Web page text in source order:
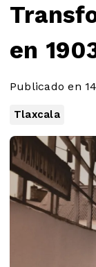
en
Publicado en
Tlaxcala